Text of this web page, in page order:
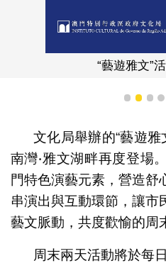
1 2 3
文化局舉辦的“藝遊
南灣‧雅文湖畔再度登場
門特色演藝元素，營造舒
串演出與互動環節，讓市
藝文脈動，共度歡愉的周
周末兩天活動將於每